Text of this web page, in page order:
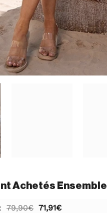
Achetés Ensemble
79,90€ Le
71,91€Le